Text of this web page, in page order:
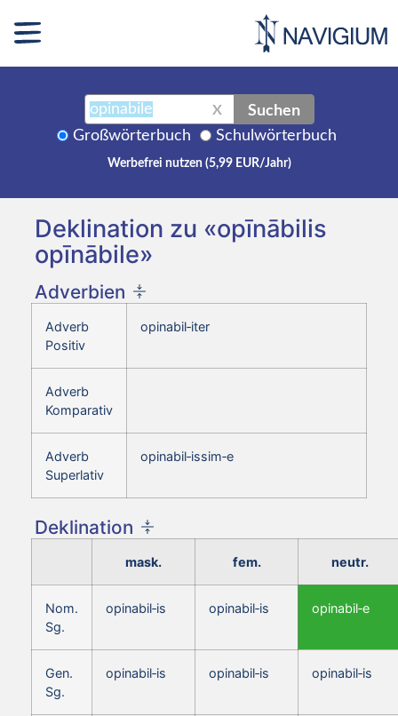
X Suchen
Großwörterbuch Schulwörterbuch
Werbefrei nutzen (5,99 EUR/Jahr)
Deklination zu «opīnābilis
opīnābile»
Adverbien
Adverb
Positiv
opinabil‑iter
Adverb
Komparativ
Adverb
Superlativ
opinabil‑issim‑e
Deklination
mask. fem. neutr.
Nom.
Sg.
opinabil‑is opinabil‑is opinabil‑e
Gen.
Sg.
opinabil‑is opinabil‑is opinabil‑is